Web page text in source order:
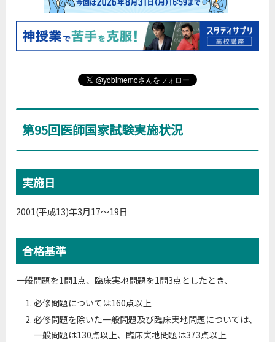
第95回医師国家試験実施状況
実施日
2001(平成13)年3月17～19日
合格基準
一般問題を1問1点、臨床実地問題を1問3点としたとき、
必修問題については160点以上
必修問題を除いた一般問題及び臨床実地問題については、
一般問題は130点以上、臨床実地問題は373点以上